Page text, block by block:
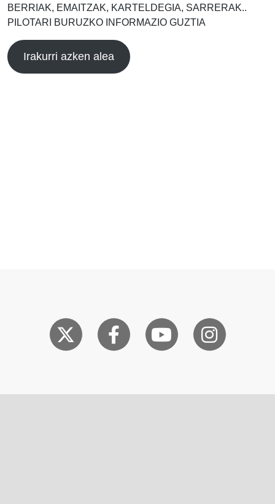
BERRIAK, EMAITZAK, KARTELDEGIA, SARRERAK..
PILOTARI BURUZKO INFORMAZIO GUZTIA
Irakurri azken alea